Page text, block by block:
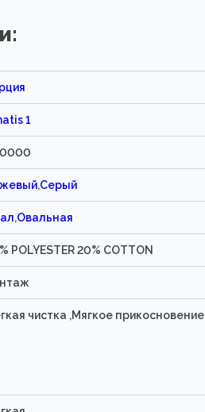
1
,Серый
,Овальная
POLYESTER 20% COTTON
чистка ,Мягкое прикосновение